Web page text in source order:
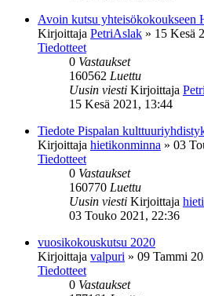
Avoin kutsu yhteisökokoukseen
Kirjoittaja PetriAslak » 15 Kesä
Tiedotteet
0 Vastaukset
160562 Luettu
Uusin viesti Kirjoittaja
15 Kesä 2021, 13:44
Tiedote Pispalan
Kirjoittaja hietikonminna » 03
Tiedotteet
0 Vastaukset
160770 Luettu
Uusin viesti Kirjoittaja
03 Touko 2021, 22:36
vuosikokouskutsu 2020
Kirjoittaja valpuri » 09 Tammi
Tiedotteet
0 Vastaukset